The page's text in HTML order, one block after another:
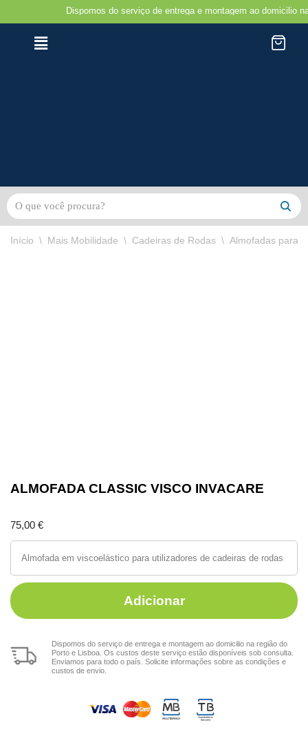
Avançar
Dispomos do serviço de entrega e montagem ao domicilio na região
Início \ Mais Mobilidade \ Cadeiras de Rodas \ Almofadas para
ALMOFADA CLASSIC VISCO INVACARE
75,00 €
Almofada em viscoelástico para utilizadores de cadeiras de rodas
Adicionar
Dispomos do serviço de entrega e montagem ao domicilio na região do
Porto e Lisboa. Os custos deste serviço estão disponíveis sob consulta.
Enviamos para todo o país. Solicite informações sobre as condições e
custos de envio.